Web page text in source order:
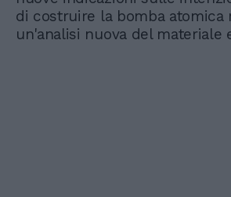
di costruire la bomba atomica
un'analisi nuova del materiale